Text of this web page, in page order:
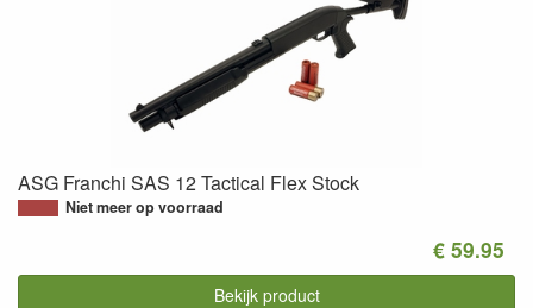
ASG Franchi SAS 12 Tactical Flex Stock
Niet meer op voorraad
€ 59.95
Bekijk product